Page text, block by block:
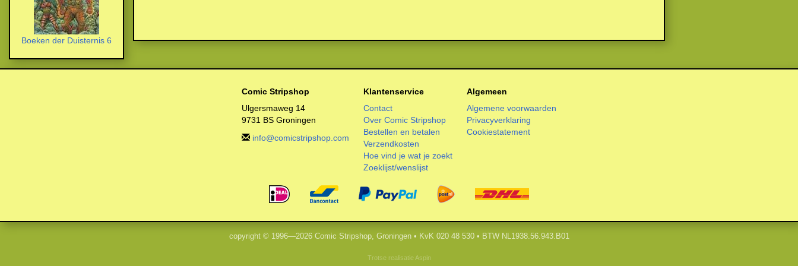
Boeken der Duisternis 6
Comic Stripshop
Ulgersmaweg 14
9731 BS Groningen
info@comicstripshop.com
Klantenservice
Contact
Over Comic Stripshop
Bestellen en betalen
Verzendkosten
Hoe vind je wat je zoekt
Zoeklijst/wenslijst
Algemeen
Algemene voorwaarden
Privacyverklaring
Cookiestatement
copyright © 1996—2026 Comic Stripshop, Groningen • KvK 020 48 530 • BTW NL1938.56.943.B01
Trotse realisatieAspin